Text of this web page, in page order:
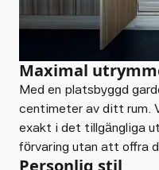
Maximal
Med en platsbyggd
centimeter av ditt rum.
exakt i det tillgängliga
förvaring utan att offra
Personlig stil